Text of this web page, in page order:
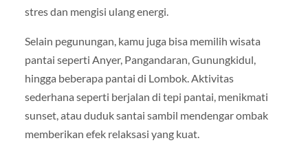
stres dan mengisi ulang energi.
Selain pegunungan, kamu juga bisa memilih wisata
pantai seperti Anyer, Pangandaran, Gunungkidul,
hingga beberapa pantai di Lombok. Aktivitas
sederhana seperti berjalan di tepi pantai, menikmati
sunset, atau duduk santai sambil mendengar ombak
memberikan efek relaksasi yang kuat.